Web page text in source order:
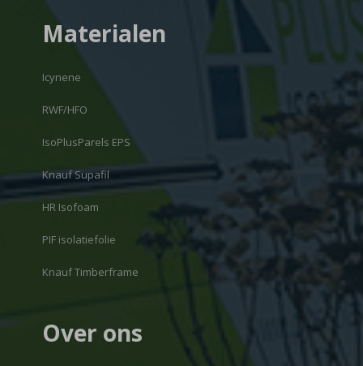
Materialen
Icynene
RWF/HFO
IsoPlusParels EPS
Knauf Supafil
HR Isofoam
PIF isolatiefolie
Knauf Timberframe
Over ons